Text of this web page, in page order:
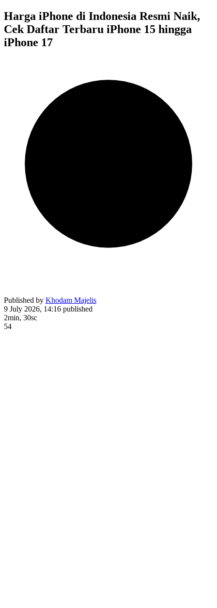
Harga iPhone di Indonesia Resmi Naik,
Cek Daftar Terbaru iPhone 15 hingga
iPhone 17
Published by Khodam Majelis
9 July 2026, 14:16 published
2min, 30sc
54